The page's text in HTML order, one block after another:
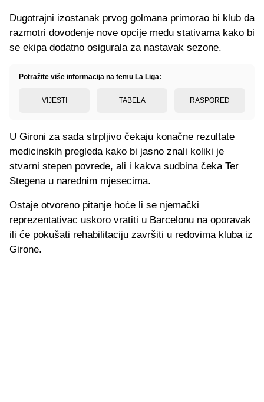
Dugotrajni izostanak prvog golmana primorao bi klub da
razmotri dovođenje nove opcije među stativama kako bi
se ekipa dodatno osigurala za nastavak sezone.
Potražite više informacija na temu La Liga:
VIJESTI TABELA RASPORED
U Gironi za sada strpljivo čekaju konačne rezultate
medicinskih pregleda kako bi jasno znali koliki je
stvarni stepen povrede, ali i kakva sudbina čeka Ter
Stegena u narednim mjesecima.
Ostaje otvoreno pitanje hoće li se njemački
reprezentativac uskoro vratiti u Barcelonu na oporavak
ili će pokušati rehabilitaciju završiti u redovima kluba iz
Girone.